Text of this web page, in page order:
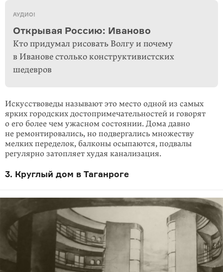
АУДИО!
Открывая Россию: Иваново
Кто придумал рисовать Волгу и почему
в Иванове столько конструктивистских
шедевров
Искусствоведы называют это место одной из самых
ярких городских досто­примечатель­ностей и говорят
о его более чем ужасном состоянии. Дома давно
не ремонтиро­вались, но подвергались множеству
мелких переделок, балконы осыпаются, подвалы
регулярно затопляет худая канализация.
3. Круглый дом в Таганроге